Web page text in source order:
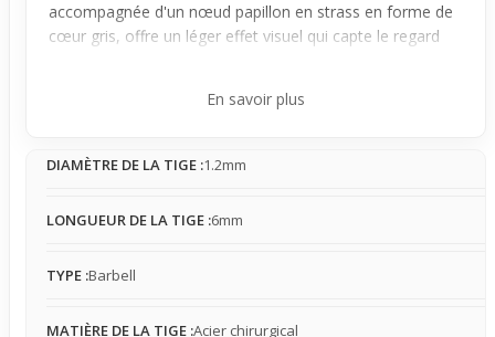
accompagnée d'un nœud papillon en strass en forme de
cœur gris, offre un léger effet visuel qui capte le regard
.
solidité adaptée au port régulier tout en tenant compte
présence fine qui se fixe bien, mais selon l’emplacement,
remarque surtout en regard rapproché, ce qui en fait un
En savoir plus
DIAMÈTRE DE LA TIGE :1.2mm
LONGUEUR DE LA TIGE :6mm
TYPE :Barbell
MATIÈRE DE LA TIGE :Acier chirurgical